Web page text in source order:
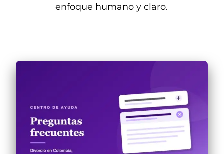
enfoque humano y claro.